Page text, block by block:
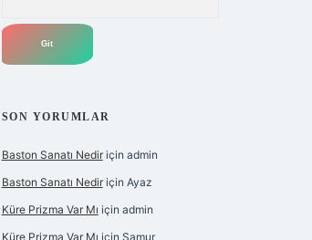
SON YORUMLAR
Baston Sanatı Nediriçin admin
Baston Sanatı Nediriçin Ayaz
Küre Prizma Var Mı için admin
Küre Prizma Var Mı için Samur